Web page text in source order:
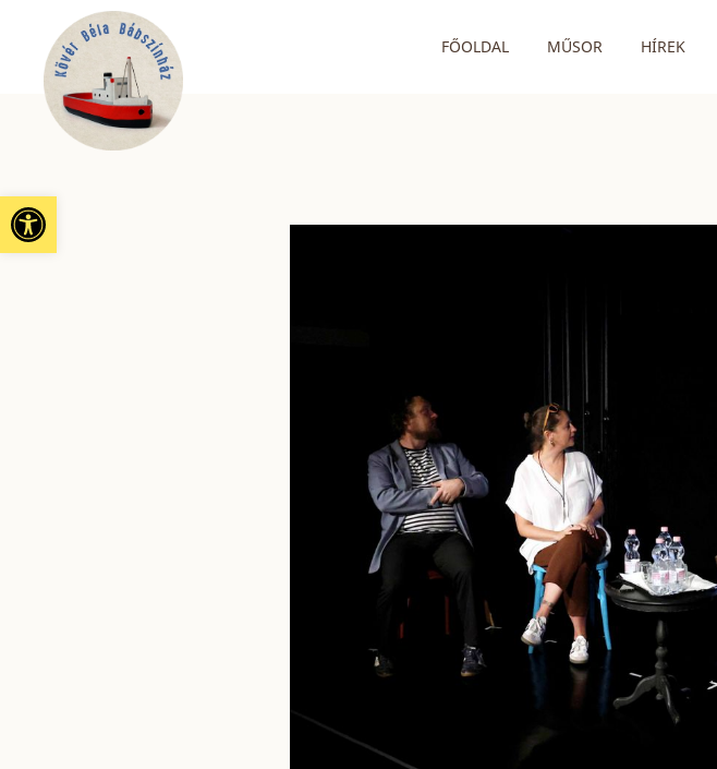
Eszköztár megnyitása
FŐOLDAL MŰSOR HÍREK